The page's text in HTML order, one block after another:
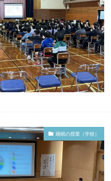
睡眠の授業（学校）